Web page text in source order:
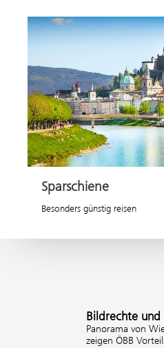
Sparschiene
Besonders günstig reisen
Bildrechte und
Panorama von
zeigen ÖBB